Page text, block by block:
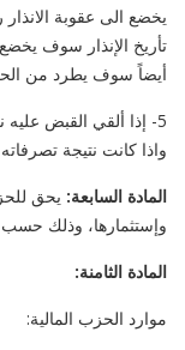
أيضاً سوف يطرد من
5- إذا ألقي القبض
واذا كانت نتيجة
المادة السابعة: يحق
وإستثمارها، وذلك حسب
المادة الثامنة:
موارد الحزب المالية: